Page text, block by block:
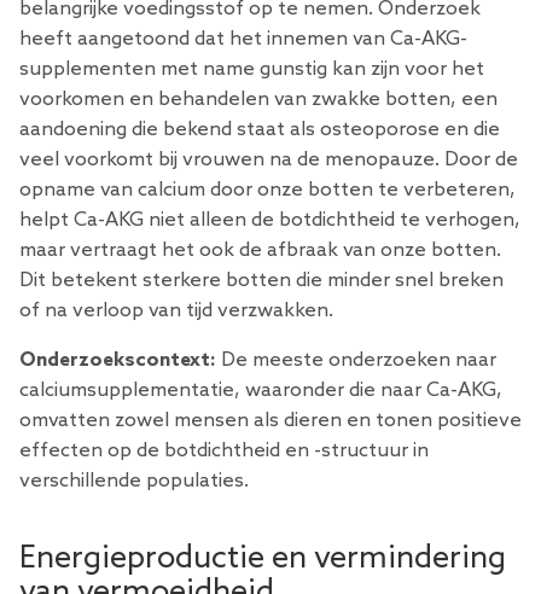
belangrijke voedingsstof op te nemen. Onderzoek
heeft aangetoond dat het innemen van Ca-AKG-
supplementen met name gunstig kan zijn voor het
voorkomen en behandelen van zwakke botten, een
aandoening die bekend staat als osteoporose en die
veel voorkomt bij vrouwen na de menopauze. Door de
opname van calcium door onze botten te verbeteren,
helpt Ca-AKG niet alleen de botdichtheid te verhogen,
maar vertraagt ​​het ook de afbraak van onze botten.
Dit betekent sterkere botten die minder snel breken
of na verloop van tijd verzwakken.
Onderzoekscontext: De meeste onderzoeken naar
calciumsupplementatie, waaronder die naar Ca-AKG,
omvatten zowel mensen als dieren en tonen positieve
effecten op de botdichtheid en -structuur in
verschillende populaties.
Energieproductie en vermindering